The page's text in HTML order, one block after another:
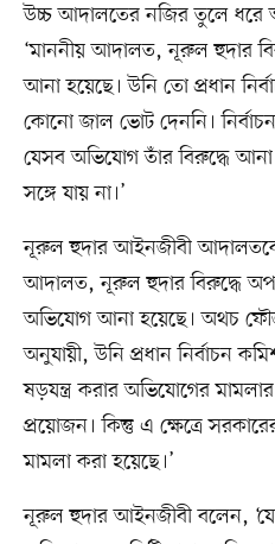
উচ্চ আদালতের নজির তুলে
‘মাননীয় আদালত, নূরুল হুদার
আনা হয়েছে। উনি তো প্রধান
কোনো জাল ভোট দেননি।
যেসব অভিযোগ তাঁর বিরুদ্ধে
সঙ্গে যায় না।’
নূরুল হুদার আইনজীবী
আদালত, নূরুল হুদার বিরুদ্ধে
অভিযোগ আনা হয়েছে। অথচ
অনুযায়ী, উনি প্রধান নির্বাচন
ষড়যন্ত্র করার অভিযোগের
প্রয়োজন। কিন্তু এ ক্ষেত্রে
মামলা করা হয়েছে।’
নূরুল হুদার আইনজীবী বলেন,